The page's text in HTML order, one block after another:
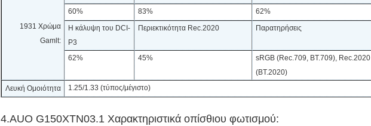
1931 Χρώμα
Gamlt:
60%
83%
62%
Η κάλυψη του DCI-
P3
Περιεκτικότητα Rec.2020 Παρατηρήσεις
62% 45%
sRGB (Rec.709, BT.709), Rec.2020
(BT.2020)
Λευκή Ομοιότητα
1.25/1.33 (τύπος/μέγιστο)
4.AUO G150XTN03.1 Χαρακτηριστικά οπίσθιου φωτισμού: